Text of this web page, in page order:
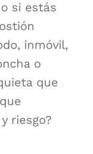
si estás
inmóvil,
o
que
riesgo?